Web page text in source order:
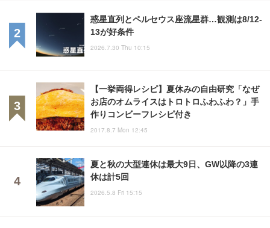
惑星直列とペルセウス座流星群…観測は8/12-
13が好条件
2026.7.30 Thu 10:15
【一挙両得レシピ】夏休みの自由研究「なぜ
お店のオムライスはトロトロふわふわ？」手
作りコンビーフレシピ付き
2017.8.7 Mon 12:45
夏と秋の大型連休は最大9日、GW以降の3連
休は計5回
2026.5.8 Fri 15:15